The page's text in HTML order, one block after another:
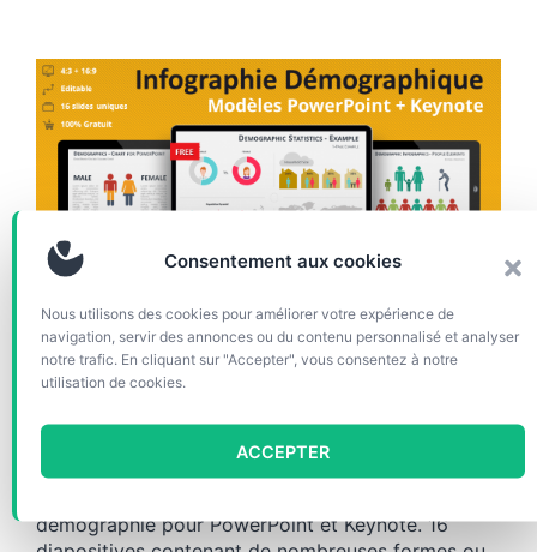
Consentement aux cookies
Nous utilisons des cookies pour améliorer votre expérience de
navigation, servir des annonces ou du contenu personnalisé et analyser
notre trafic. En cliquant sur "Accepter", vous consentez à notre
utilisation de cookies.
ACCEPTER
CHARTS & DIAGRAMMES
Infographie Démographique
démographie pour PowerPoint et Keynote. 16